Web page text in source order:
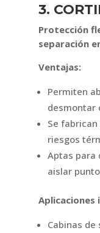
3.
Protección
separación
Ventajas:
Permiten
desmontar
Se
riesgos
Aptas para
aislar
Aplicaciones
Cabinas